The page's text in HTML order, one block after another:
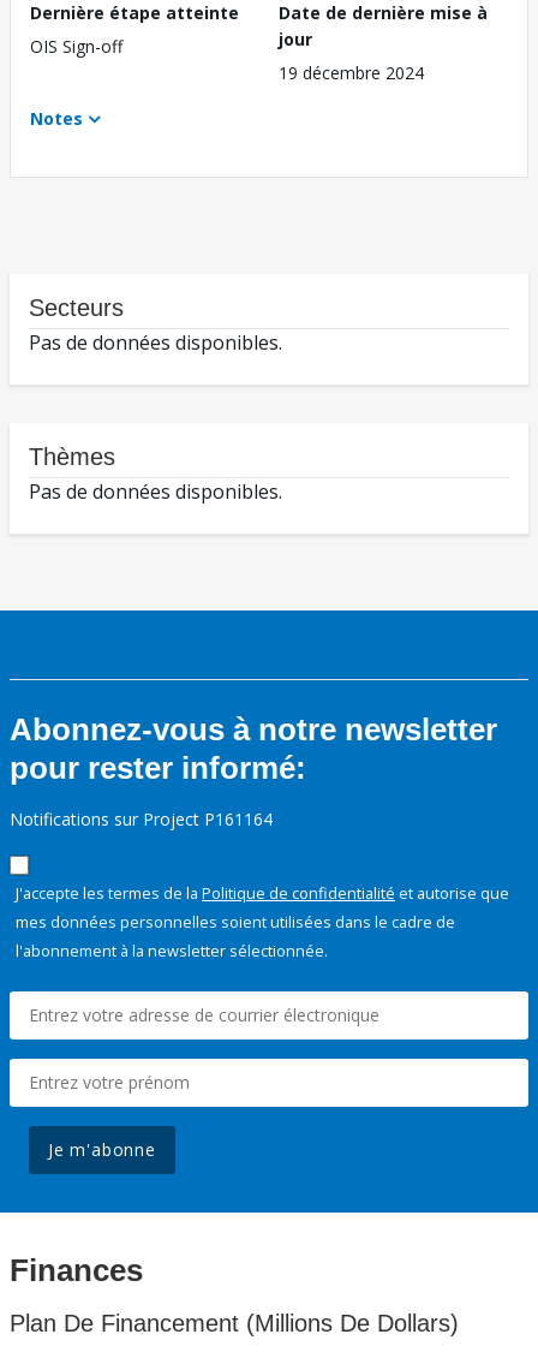
Dernière étape atteinte
OIS Sign-off
Date de dernière mise à
jour
19 décembre 2024
Notes
Secteurs
Pas de données disponibles.
Thèmes
Pas de données disponibles.
Abonnez-vous à notre newsletter
pour rester informé:
Notifications sur Project P161164
J'accepte les termes de la Politique de confidentialité et autorise que
mes données personnelles soient utilisées dans le cadre de
l'abonnement à la newsletter sélectionnée.
Je m'abonne
Finances
Plan De Financement (Millions De Dollars)